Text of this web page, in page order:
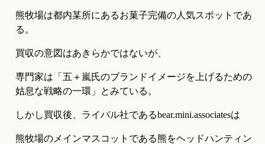
熊牧場は都内某所にあるお菓子完備の人気スポットであ
る。
買収の意図はあきらかではないが、
専門家は「五＋嵐氏のブランドイメージを上げるための
姑息な戦略の一環」とみている。
しかし買収後、ライバル社であるbear.mini.associatesは
熊牧場のメインマスコットである熊をヘッドハンティン